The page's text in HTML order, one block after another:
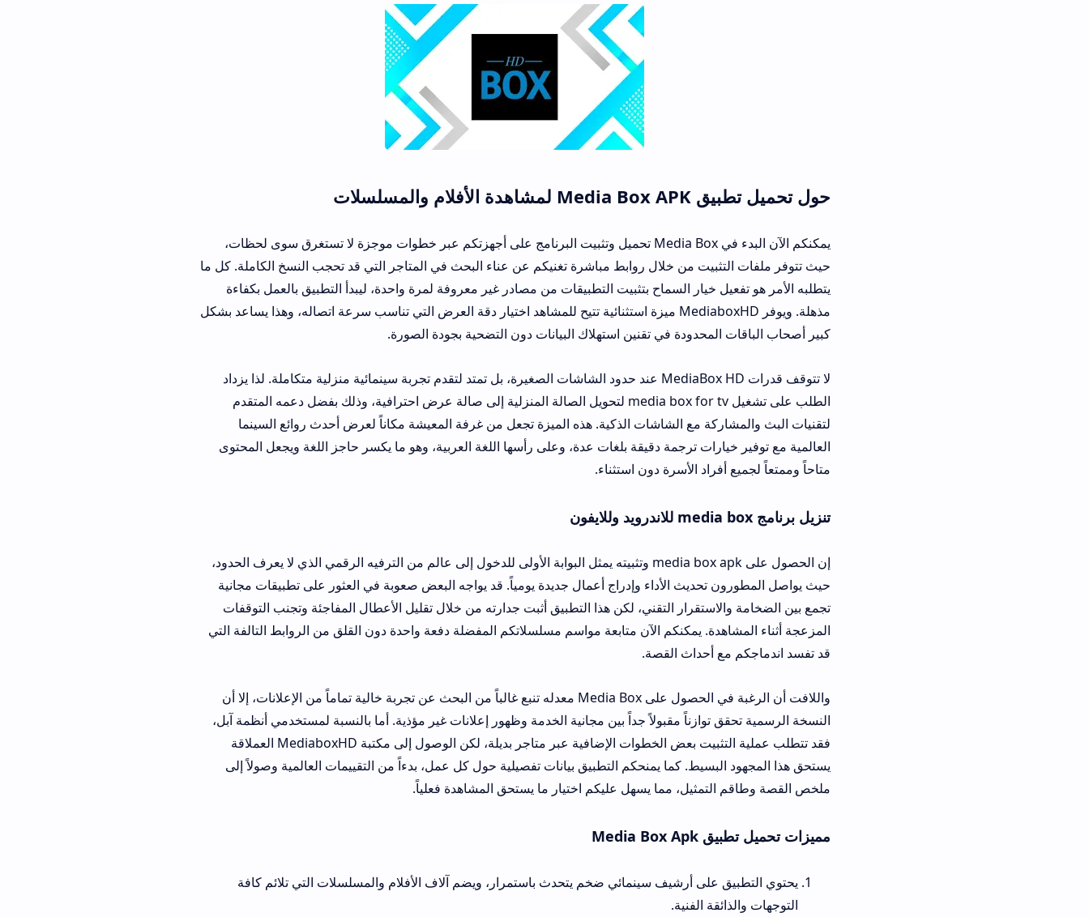
حول تحميل تطبيق Media Box APK لمشاهدة الأفلام والمسلسلات
يمكنكم الآن البدء في Media Box تحميل وتثبيت البرنامج على أجهزتكم عبر خطوات موجزة لا تستغرق سوى لحظات،
حيث تتوفر ملفات التثبيت من خلال روابط مباشرة تغنيكم عن عناء البحث في المتاجر التي قد تحجب النسخ الكاملة. كل ما
يتطلبه الأمر هو تفعيل خيار السماح بتثبيت التطبيقات من مصادر غير معروفة لمرة واحدة، ليبدأ التطبيق بالعمل بكفاءة
مذهلة. ويوفر MediaboxHD ميزة استثنائية تتيح للمشاهد اختيار دقة العرض التي تناسب سرعة اتصاله، وهذا يساعد بشكل
كبير أصحاب الباقات المحدودة في تقنين استهلاك البيانات دون التضحية بجودة الصورة.
لا تتوقف قدرات MediaBox HD عند حدود الشاشات الصغيرة، بل تمتد لتقدم تجربة سينمائية منزلية متكاملة. لذا يزداد
الطلب على تشغيل media box for tv لتحويل الصالة المنزلية إلى صالة عرض احترافية، وذلك بفضل دعمه المتقدم
لتقنيات البث والمشاركة مع الشاشات الذكية. هذه الميزة تجعل من غرفة المعيشة مكاناً لعرض أحدث روائع السينما
العالمية مع توفير خيارات ترجمة دقيقة بلغات عدة، وعلى رأسها اللغة العربية، وهو ما يكسر حاجز اللغة ويجعل المحتوى
متاحاً وممتعاً لجميع أفراد الأسرة دون استثناء.
إن الحصول على media box apk وتثبيته يمثل البوابة الأولى للدخول إلى عالم من الترفيه الرقمي الذي لا يعرف الحدود،
حيث يواصل المطورون تحديث الأداء وإدراج أعمال جديدة يومياً. قد يواجه البعض صعوبة في العثور على تطبيقات مجانية
تجمع بين الضخامة والاستقرار التقني، لكن هذا التطبيق أثبت جدارته من خلال تقليل الأعطال المفاجئة وتجنب التوقفات
المزعجة أثناء المشاهدة. يمكنكم الآن متابعة مواسم مسلسلاتكم المفضلة دفعة واحدة دون القلق من الروابط التالفة التي
قد تفسد اندماجكم مع أحداث القصة.
واللافت أن الرغبة في الحصول على Media Box معدله تنبع غالباً من البحث عن تجربة خالية تماماً من الإعلانات، إلا أن
النسخة الرسمية تحقق توازناً مقبولاً جداً بين مجانية الخدمة وظهور إعلانات غير مؤذية. أما بالنسبة لمستخدمي أنظمة آبل،
فقد تتطلب عملية التثبيت بعض الخطوات الإضافية عبر متاجر بديلة، لكن الوصول إلى مكتبة MediaboxHD العملاقة
يستحق هذا المجهود البسيط. كما يمنحكم التطبيق بيانات تفصيلية حول كل عمل، بدءاً من التقييمات العالمية وصولاً إلى
ملخص القصة وطاقم التمثيل، مما يسهل عليكم اختيار ما يستحق المشاهدة فعلياً.
مميزات تحميل تطبيق Media Box Apk
يحتوي التطبيق على أرشيف سينمائي ضخم يتحدث باستمرار، ويضم آلاف الأفلام والمسلسلات التي تلائم كافة
التوجهات والذائقة الفنية.